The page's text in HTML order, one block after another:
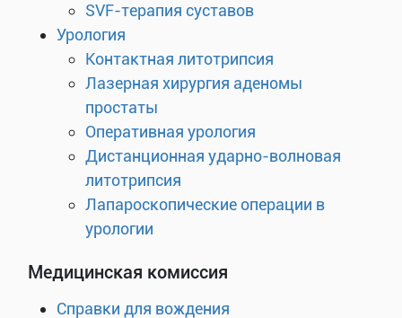
SVF-терапия суставов
Урология
Контактная литотрипсия
Лазерная хирургия аденомы
простаты
Оперативная урология
Дистанционная ударно-волновая
литотрипсия
Лапароскопические операции в
урологии
Медицинская комиссия
Справки для вождения